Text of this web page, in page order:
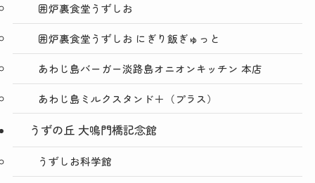
囲炉裏食堂うずしお
囲炉裏食堂うずしお にぎり飯ぎゅっと
あわじ島バーガー淡路島オニオンキッチン 本店
あわじ島ミルクスタンド＋（プラス）
うずの丘 大鳴門橋記念館
うずしお科学館